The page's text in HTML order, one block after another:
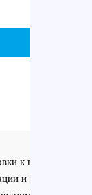
к первичной
и повышения